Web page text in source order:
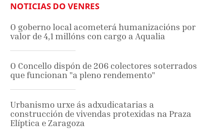
NOTICIAS DO VENRES
O goberno local acometerá humanizacións por
valor de 4,1 millóns con cargo a Aqualia
O Concello dispón de 206 colectores soterrados
que funcionan "a pleno rendemento"
Urbanismo urxe ás adxudicatarias a
construcción de vivendas protexidas na Praza
Elíptica e Zaragoza